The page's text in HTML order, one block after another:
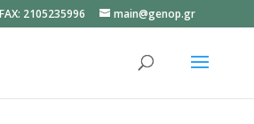
2105235996 main@genop.gr